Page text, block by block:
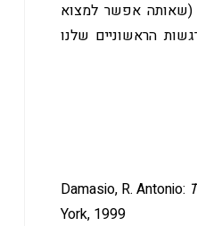
(שאותה אפשר למצוא
הראשוניים שלנו
Damasio, R. Antonio:
York, 1999